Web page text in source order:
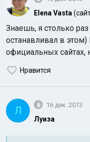
Elena Vasta
Знаешь, я столько
останавливал в этом)
официальных сайтах,
Нравится
Л 6 16 дек. 2013
Луиза